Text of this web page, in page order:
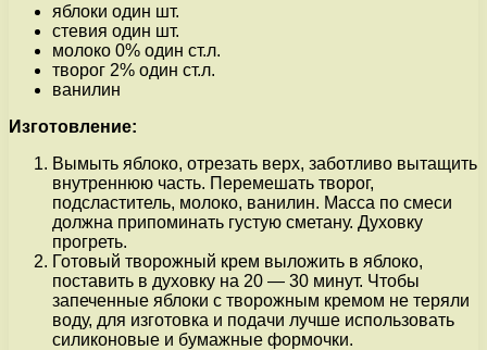
яблоки один шт.
стевия один шт.
молоко 0% один ст.л.
творог 2% один ст.л.
ванилин
Изготовление:
Вымыть яблоко, отрезать верх, заботливо вытащить
внутреннюю часть. Перемешать творог,
подсластитель, молоко, ванилин. Масса по смеси
должна припоминать густую сметану. Духовку
прогреть.
Готовый творожный крем выложить в яблоко,
поставить в духовку на 20 — 30 минут. Чтобы
запеченные яблоки с творожным кремом не теряли
воду, для изготовка и подачи лучше использовать
силиконовые и бумажные формочки.